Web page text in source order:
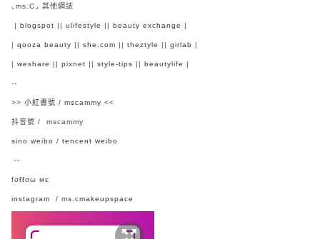
⌞ms.C⌟ 其他網誌
| blogspot || ulifestyle || beauty exchange |
| qooza beauty || she.com || theztyle || girlab |
| weshare || pixnet || style-tips || beautylife |
--
>> 小紅書號 / mscammy <<
抖音號 / mscammy
sino weibo / tencent weibo
--
fσℓℓσω мє
instagram / ms.cmakeupspace